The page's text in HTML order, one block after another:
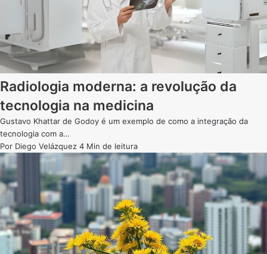
Radiologia moderna: a revolução da
tecnologia na medicina
Gustavo Khattar de Godoy é um exemplo de como a integração da
tecnologia com a…
Por Diego Velázquez 4 Min de leitura